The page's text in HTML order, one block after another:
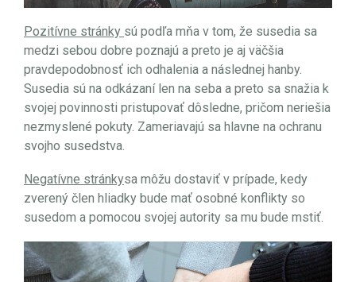
Pozitívne stránky sú podľa mňa v tom, že susedia sa
medzi sebou dobre poznajú a preto je aj väčšia
pravdepodobnosť ich odhalenia a následnej hanby.
Susedia sú na odkázaní len na seba a preto sa snažia k
svojej povinnosti pristupovať dôsledne, pričom neriešia
nezmyslené pokuty. Zameriavajú sa hlavne na ochranu
svojho susedstva.
Negatívne stránkysa môžu dostaviť v prípade, kedy
zverený člen hliadky bude mať osobné konflikty so
susedom a pomocou svojej autority sa mu bude mstiť.